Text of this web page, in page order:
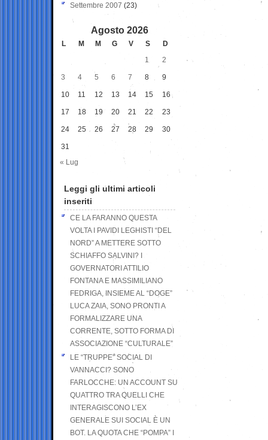
Settembre 2007 (23)
Agosto 2026
L M M G V S
D
1
2
3 4 5 6 7 8 9
10 11 12 13 14 15 16
17 18 19 20 21 22 23
24 25 26 27 28 29 30
31
« Lug
Leggi gli ultimi articoli
inseriti
CE LA FARANNO QUESTA
VOLTA I PAVIDI LEGHISTI “DEL
NORD” A METTERE SOTTO
SCHIAFFO SALVINI? I
GOVERNATORI ATTILIO
FONTANA E MASSIMILIANO
FEDRIGA, INSIEME AL “DOGE”
LUCA ZAIA, SONO PRONTI A
FORMALIZZARE UNA
CORRENTE, SOTTO FORMA DI
ASSOCIAZIONE “CULTURALE”
LE “TRUPPE” SOCIAL DI
VANNACCI? SONO
FARLOCCHE: UN ACCOUNT SU
QUATTRO TRA QUELLI CHE
INTERAGISCONO L’EX
GENERALE SUI SOCIAL È UN
BOT. LA QUOTA CHE “POMPA” I